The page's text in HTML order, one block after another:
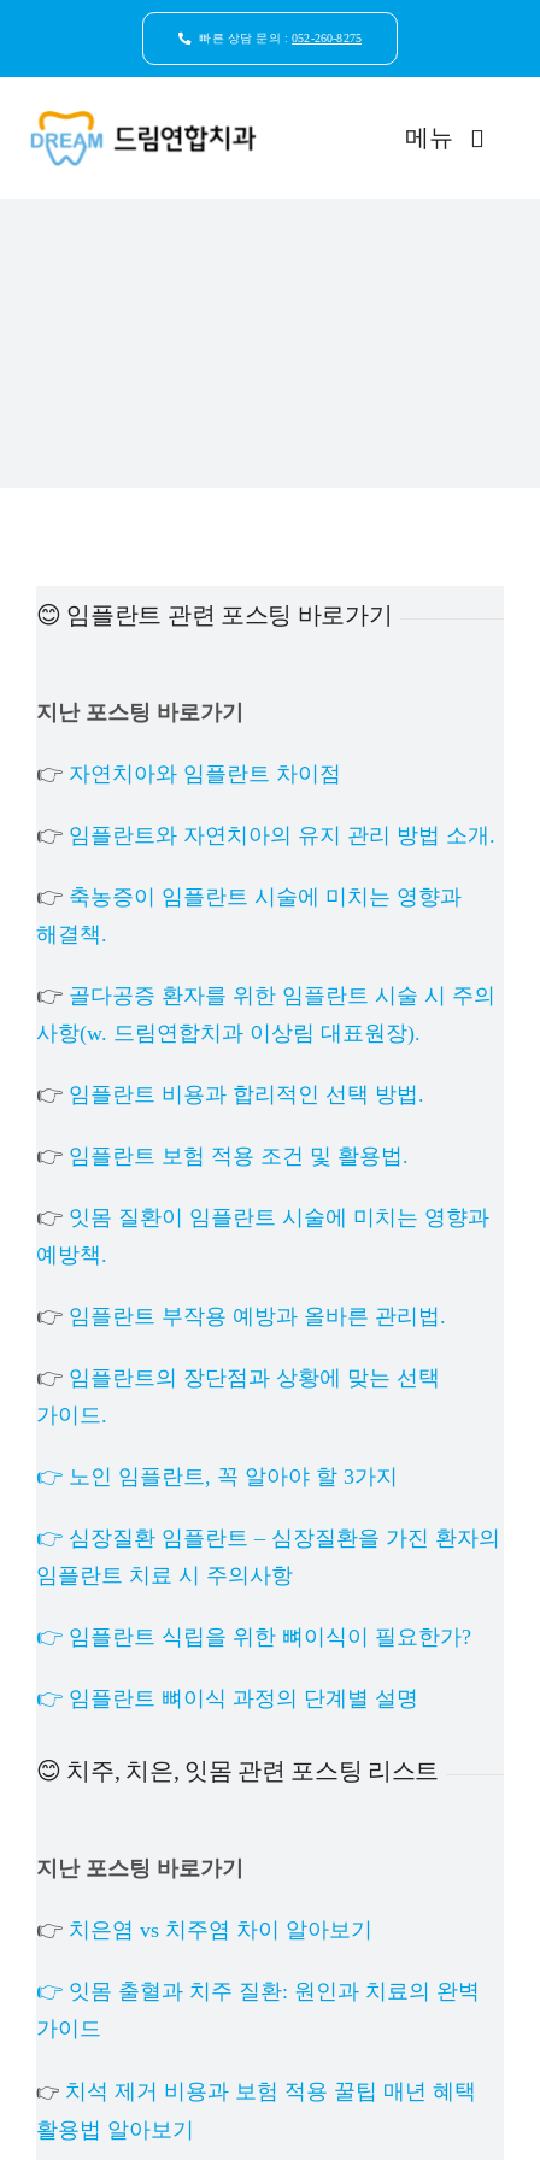
빠른 상담 문의 :052-260-8275
메뉴
상담예약
😊 임플란트 관련 포스팅 바로가기
지난 포스팅 바로가기
👉 자연치아와 임플란트 차이점
👉 임플란트와 자연치아의 유지 관리 방법 소개.
👉 축농증이 임플란트 시술에 미치는 영향과
해결책.
👉 골다공증 환자를 위한 임플란트 시술 시 주의
사항(w. 드림연합치과 이상림 대표원장).
👉 임플란트 비용과 합리적인 선택 방법.
👉 임플란트 보험 적용 조건 및 활용법.
👉 잇몸 질환이 임플란트 시술에 미치는 영향과
예방책.
👉 임플란트 부작용 예방과 올바른 관리법.
👉 임플란트의 장단점과 상황에 맞는 선택
가이드.
👉 노인 임플란트, 꼭 알아야 할 3가지
👉 심장질환 임플란트 – 심장질환을 가진 환자의
임플란트 치료 시 주의사항
👉 임플란트 식립을 위한 뼈이식이 필요한가?
👉 임플란트 뼈이식 과정의 단계별 설명
😊 치주, 치은, 잇몸 관련 포스팅 리스트
지난 포스팅 바로가기
👉 치은염 vs 치주염 차이 알아보기
👉 잇몸 출혈과 치주 질환: 원인과 치료의 완벽
가이드
👉 치석 제거 비용과 보험 적용 꿀팁 매년 혜택
활용법 알아보기